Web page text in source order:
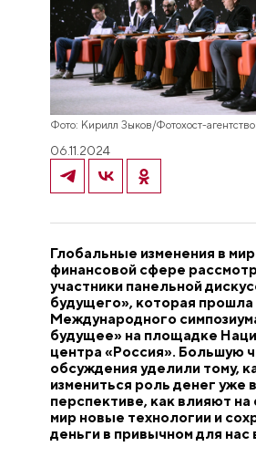
Фото: Кирилл Зыков/Фотохост-
06.11.2024
Глобальные изменения в
финансовой сфере
участники панельной
будущего», которая прошла
Международного
будущее» на площадке
центра «Россия». Большую
обсуждения уделили тому,
измениться роль денег уже
перспективе, как влияют
мир новые технологии и
деньги в привычном для нас